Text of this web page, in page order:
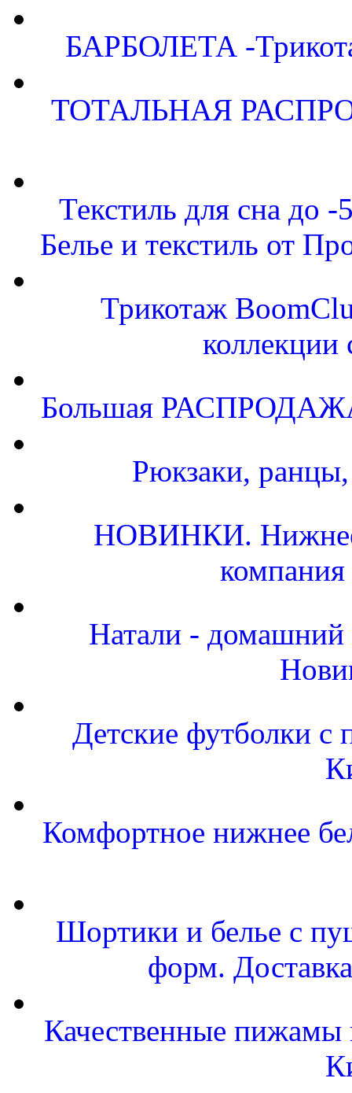
БАРБОЛЕТА -
ТОТАЛЬНАЯ
Текстиль для сна
Белье и текстиль от
Трикотаж
Большая
Рюкзаки,
НОВИНКИ. Нижнее
Натали - домашний
Детские футболки с
Комфортное нижнее
Шортики и белье с
форм.
Качественные пижамы